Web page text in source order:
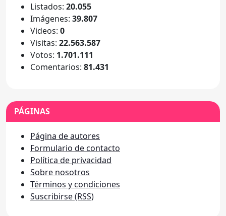
Listados: 20.055
Imágenes: 39.807
Videos: 0
Visitas: 22.563.587
Votos: 1.701.111
Comentarios: 81.431
PÁGINAS
Página de autores
Formulario de contacto
Política de privacidad
Sobre nosotros
Términos y condiciones
Suscribirse (RSS)